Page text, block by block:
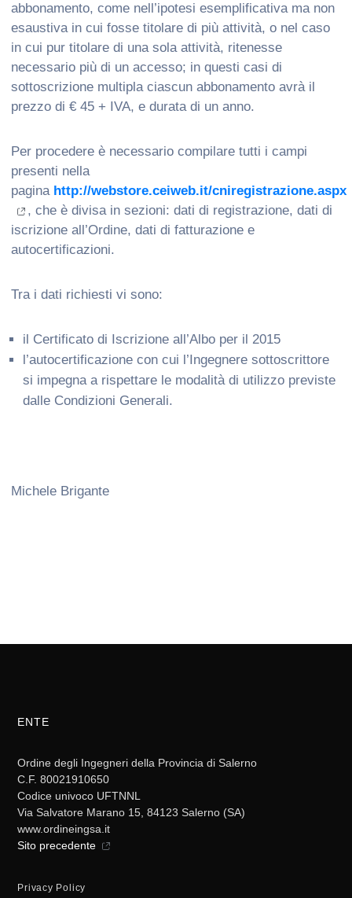
abbonamento, come nell’ipotesi esemplificativa ma non
esaustiva in cui fosse titolare di più attività, o nel caso
in cui pur titolare di una sola attività, ritenesse
necessario più di un accesso; in questi casi di
sottoscrizione multipla ciascun abbonamento avrà il
prezzo di € 45 + IVA, e durata di un anno.
Per procedere è necessario compilare tutti i campi
presenti nella
pagina http://webstore.ceiweb.it/cniregistrazione.aspx
, che è divisa in sezioni: dati di registrazione, dati di
iscrizione all’Ordine, dati di fatturazione e
autocertificazioni.
Tra i dati richiesti vi sono:
il Certificato di Iscrizione all’Albo per il 2015
l’autocertificazione con cui l’Ingegnere sottoscrittore
si impegna a rispettare le modalità di utilizzo previste
dalle Condizioni Generali.
Michele Brigante
ENTE
Ordine degli Ingegneri della Provincia di Salerno
C.F. 80021910650
Codice univoco UFTNNL
Via Salvatore Marano 15, 84123 Salerno (SA)
www.ordineingsa.it
Sito precedente
Privacy Policy